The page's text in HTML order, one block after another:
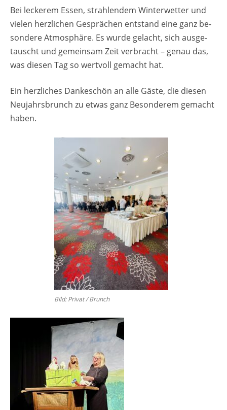
Bei le­cke­rem Essen, strah­len­dem Win­ter­wet­ter und
vie­len herz­li­chen Ge­sprä­chen ent­stand eine ganz be­
son­de­re At­mo­sphä­re. Es wurde ge­lacht, sich aus­ge­
tauscht und ge­mein­sam Zeit ver­bracht – genau das,
was die­sen Tag so wert­voll ge­macht hat.
Ein herz­li­ches Dan­ke­schön an alle Gäste, die die­sen
Neu­jahrs­brunch zu etwas ganz Be­son­de­rem ge­macht
haben.
BIld: Pri­vat / Brunch